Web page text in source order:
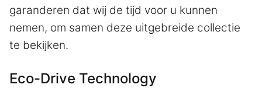
garanderen dat wij de tijd voor u kunnen
nemen, om samen deze uitgebreide collectie
te bekijken.
Eco-Drive Technology